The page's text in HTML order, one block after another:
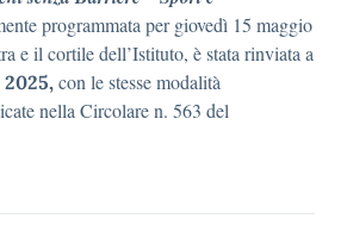
programmata per giovedì 15 maggio
e il cortile dell’Istituto, è stata rinviata a
con le stesse modalità
nella Circolare n. 563 del